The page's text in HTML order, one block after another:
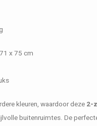
x 75 cm
kleuren, waardoor deze 2-
buitenruimtes. De